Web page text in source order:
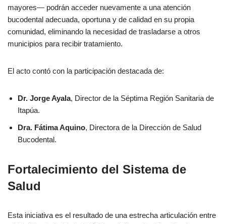
mayores— podrán acceder nuevamente a una atención
bucodental adecuada, oportuna y de calidad en su propia
comunidad, eliminando la necesidad de trasladarse a otros
municipios para recibir tratamiento.
El acto contó con la participación destacada de:
Dr. Jorge Ayala, Director de la Séptima Región Sanitaria de
Itapúa.
Dra. Fátima Aquino, Directora de la Dirección de Salud
Bucodental.
Fortalecimiento del Sistema de
Salud
Esta iniciativa es el resultado de una estrecha articulación entre